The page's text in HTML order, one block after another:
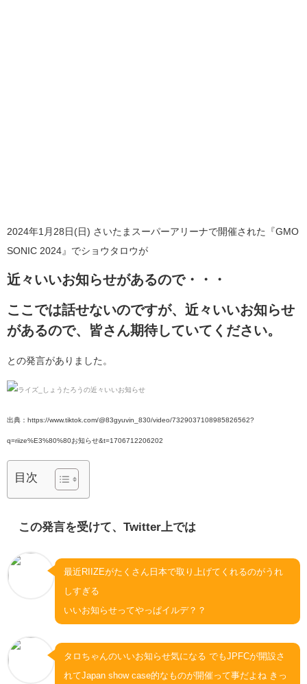
2024年1月28日(日) さいたまスーパーアリーナで開催された『GMO
SONIC 2024』でショウタロウが
近々いいお知らせがあるので・・・
ここでは話せないのですが、近々いいお知らせ
があるので、皆さん期待していてください。
との発言がありました。
出典：https://www.tiktok.com/@83gyuvin_830/video/7329037108985826562?
q=riize%E3%80%80お知らせ&t=1706712206202
目次
この発言を受けて、Twitter上では
最近RIIZEがたくさん日本で取り上げてくれるのがうれ
しすぎる
いいお知らせってやっぱイルデ？？
タロちゃんのいいお知らせ気になる でもJPFCが開設さ
れてJapan show case的なものが開催って事だよね きっ